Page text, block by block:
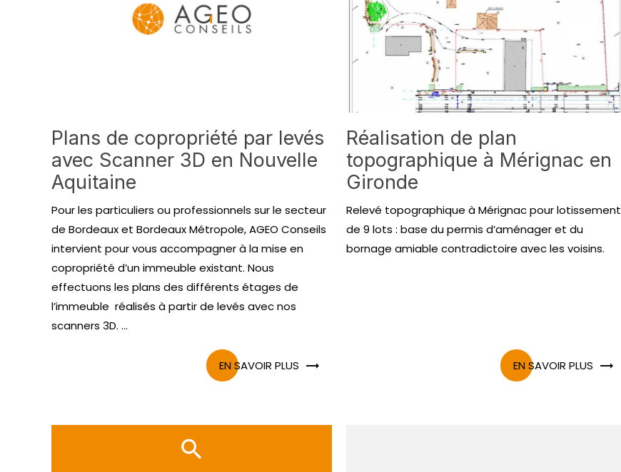
Plans de copropriété par levés
avec Scanner 3D en Nouvelle
Aquitaine
Pour les particuliers ou professionnels sur le secteur
de Bordeaux et Bordeaux Métropole, AGEO Conseils
intervient pour vous accompagner à la mise en
copropriété d’un immeuble existant. Nous
effectuons les plans des différents étages de
l’immeuble réalisés à partir de levés avec nos
scanners 3D. ...
EN SAVOIR PLUS
Réalisation de plan
topographique à Mérignac en
Gironde
Relevé topographique à Mérignac pour lotissement
de 9 lots : base du permis d’aménager et du
bornage amiable contradictoire avec les voisins.
EN SAVOIR PLUS